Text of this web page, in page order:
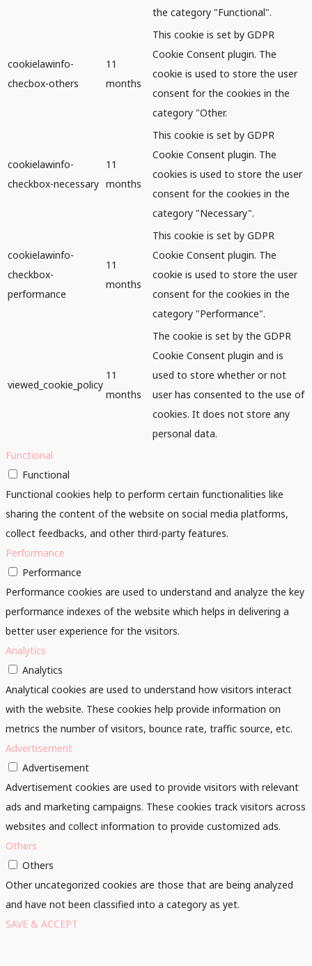
the category "Functional".
cookielawinfo-
checbox-others
11
months
This cookie is set by GDPR
Cookie Consent plugin. The
cookie is used to store the user
consent for the cookies in the
category "Other.
cookielawinfo-
checkbox-necessary
11
months
This cookie is set by GDPR
Cookie Consent plugin. The
cookies is used to store the user
consent for the cookies in the
category "Necessary".
cookielawinfo-
checkbox-
performance
11
months
This cookie is set by GDPR
Cookie Consent plugin. The
cookie is used to store the user
consent for the cookies in the
category "Performance".
viewed_cookie_policy
11
months
The cookie is set by the GDPR
Cookie Consent plugin and is
used to store whether or not
user has consented to the use of
cookies. It does not store any
personal data.
Functional
Functional
Functional cookies help to perform certain functionalities like
sharing the content of the website on social media platforms,
collect feedbacks, and other third-party features.
Performance
Performance
Performance cookies are used to understand and analyze the key
performance indexes of the website which helps in delivering a
better user experience for the visitors.
Analytics
Analytics
Analytical cookies are used to understand how visitors interact
with the website. These cookies help provide information on
metrics the number of visitors, bounce rate, traffic source, etc.
Advertisement
Advertisement
Advertisement cookies are used to provide visitors with relevant
ads and marketing campaigns. These cookies track visitors across
websites and collect information to provide customized ads.
Others
Others
Other uncategorized cookies are those that are being analyzed
and have not been classified into a category as yet.
SAVE & ACCEPT